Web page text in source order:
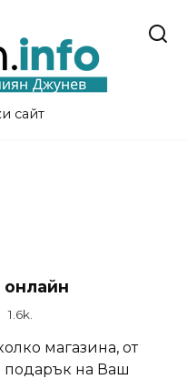
сайт
онлайн
1.6k.
магазина, от
подарък на Ваш